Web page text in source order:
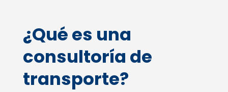
¿Qué es una
consultoría de
transporte?